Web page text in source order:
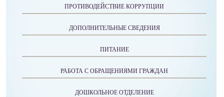
ПРОТИВОДЕЙСТВИЕ КОРРУПЦИИ
ДОПОЛНИТЕЛЬНЫЕ СВЕДЕНИЯ
ПИТАНИЕ
РАБОТА С ОБРАЩЕНИЯМИ ГРАЖДАН
ДОШКОЛЬНОЕ ОТДЕЛЕНИЕ